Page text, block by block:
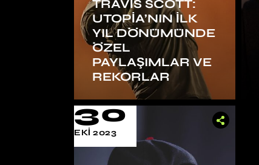
TRAVIS SCOTT:
UTOPIA’NIN İLK
YIL DÖNÜMÜNDE
ÖZEL
PAYLAŞIMLAR VE
REKORLAR
30
EKI 2023